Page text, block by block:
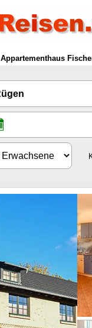
Appartementhaus